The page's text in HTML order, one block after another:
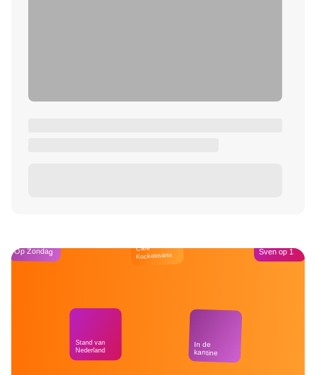
Op Zondag
Stand van
Nederland
Café
Kockelmann
In de
kantine
Sven op 1